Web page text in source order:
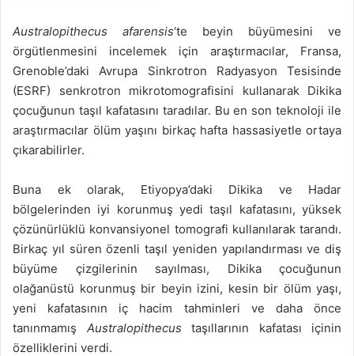
Australopithecus afarensis‘te beyin büyümesini ve
örgütlenmesini incelemek için araştırmacılar, Fransa,
Grenoble’daki Avrupa Sinkrotron Radyasyon Tesisinde
(ESRF) senkrotron mikrotomografisini kullanarak Dikika
çocuğunun taşıl kafatasını taradılar. Bu en son teknoloji ile
araştırmacılar ölüm yaşını birkaç hafta hassasiyetle ortaya
çıkarabilirler.
Buna ek olarak, Etiyopya’daki Dikika ve Hadar
bölgelerinden iyi korunmuş yedi taşıl kafatasını, yüksek
çözünürlüklü konvansiyonel tomografi kullanılarak tarandı.
Birkaç yıl süren özenli taşıl yeniden yapılandırması ve diş
büyüme çizgilerinin sayılması, Dikika çocuğunun
olağanüstü korunmuş bir beyin izini, kesin bir ölüm yaşı,
yeni kafatasının iç hacim tahminleri ve daha önce
tanınmamış Australopithecus taşıllarının kafatası içinin
özelliklerini verdi.